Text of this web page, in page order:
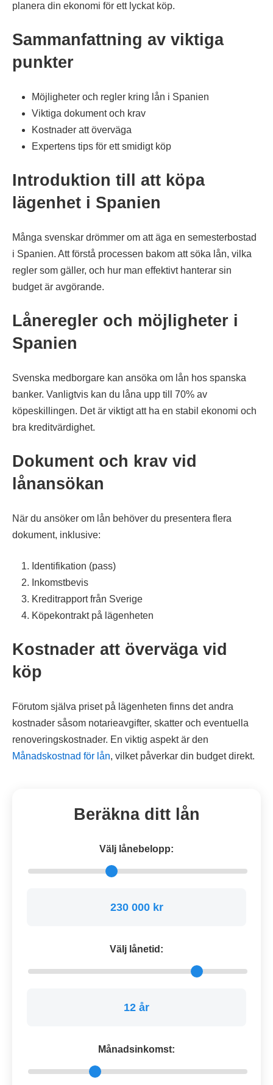
planera din ekonomi för ett lyckat köp.
Sammanfattning av viktiga
punkter
Möjligheter och regler kring lån i Spanien
Viktiga dokument och krav
Kostnader att överväga
Expertens tips för ett smidigt köp
Introduktion till att köpa
lägenhet i Spanien
Många svenskar drömmer om att äga en semesterbostad
i Spanien. Att förstå processen bakom att söka lån, vilka
regler som gäller, och hur man effektivt hanterar sin
budget är avgörande.
Låneregler och möjligheter i
Spanien
Svenska medborgare kan ansöka om lån hos spanska
banker. Vanligtvis kan du låna upp till 70% av
köpeskillingen. Det är viktigt att ha en stabil ekonomi och
bra kreditvärdighet.
Dokument och krav vid
lånansökan
När du ansöker om lån behöver du presentera flera
dokument, inklusive:
Identifikation (pass)
Inkomstbevis
Kreditrapport från Sverige
Köpekontrakt på lägenheten
Kostnader att överväga vid
köp
Förutom själva priset på lägenheten finns det andra
kostnader såsom notarieavgifter, skatter och eventuella
renoveringskostnader. En viktig aspekt är den
Månadskostnad för lån, vilket påverkar din budget direkt.
Beräkna ditt lån
Välj lånebelopp:
230 000 kr
Välj lånetid:
12 år
Månadsinkomst: